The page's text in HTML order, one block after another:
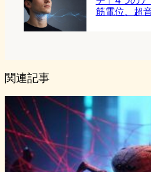
筋電位、超
関連記事